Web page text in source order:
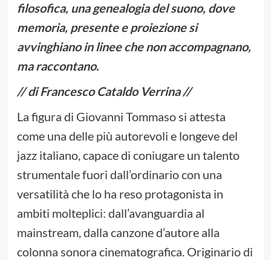
filosofica, una genealogia del suono, dove
memoria, presente e proiezione si
avvinghiano in linee che non accompagnano,
ma raccontano.
// di Francesco Cataldo Verrina //
La figura di Giovanni Tommaso si attesta
come una delle più autorevoli e longeve del
jazz italiano, capace di coniugare un talento
strumentale fuori dall’ordinario con una
versatilità che lo ha reso protagonista in
ambiti molteplici: dall’avanguardia al
mainstream, dalla canzone d’autore alla
colonna sonora cinematografica. Originario di